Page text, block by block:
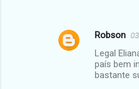
Robson
Legal
país bem
bastante